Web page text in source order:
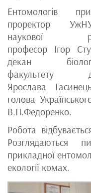
Ентомологів
проректор
наукової
професор Ігор
декан
факультету
Ярослава
голова
В.П.Федоренко.
Робота
Розглядаються
прикладної
екології комах.